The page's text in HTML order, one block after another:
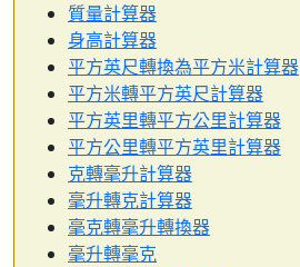
質量計算器
身高計算器
平方英尺轉換為平方米計算器
平方米轉平方英尺計算器
平方英里轉平方公里計算器
平方公里轉平方英里計算器
克轉毫升計算器
毫升轉克計算器
毫克轉毫升轉換器
毫升轉毫克